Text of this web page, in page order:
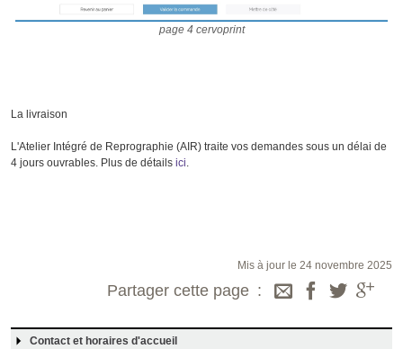
page 4 cervoprint
La livraison
L'Atelier Intégré de Reprographie (AIR) traite vos demandes sous un délai de
4 jours ouvrables. Plus de détails ici.
Mis à jour le 24 novembre 2025
Partager cette page
Contact et horaires d'accueil